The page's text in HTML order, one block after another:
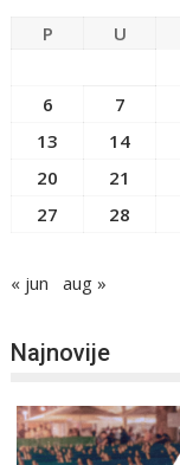
P U
6
7
13
14
20
21
27
28
« jun aug »
Najnovije